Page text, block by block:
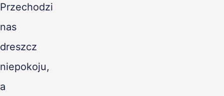
Przechodzi
nas
dreszcz
niepokoju,
a